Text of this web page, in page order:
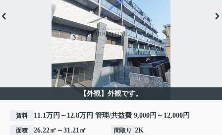
【外観】外観です。
賃料 11.1万円～12.8万円 管理/共益費 9,000円～12,000円
面積 26.22㎡～31.21㎡ 間取り 2K